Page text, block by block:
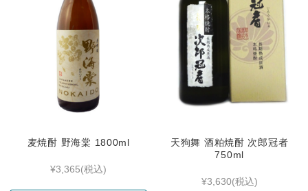
麦焼酎 野海棠 1800ml
¥3,365(税込)
天狗舞 酒粕焼酎 次郎冠者
750ml
¥3,630(税込)